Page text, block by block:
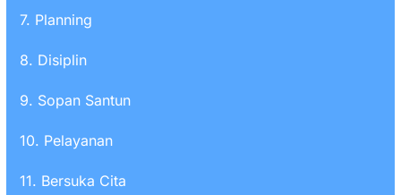
7. Planning
8. Disiplin
9. Sopan Santun
10. Pelayanan
11. Bersuka Cita